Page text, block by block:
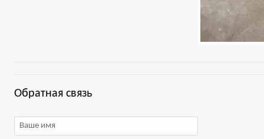
Обратная связь